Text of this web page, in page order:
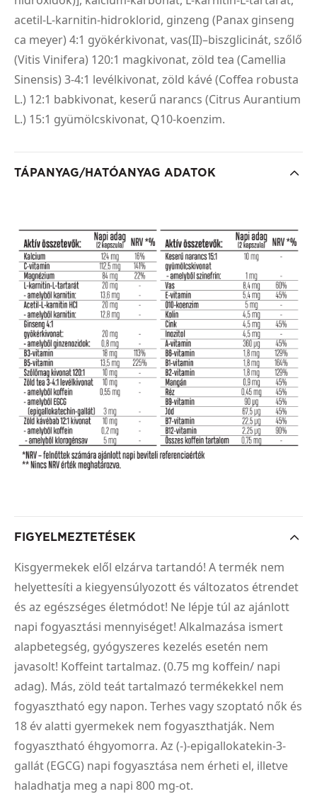
acetil-L-karnitin-hidroklorid, ginzeng (Panax ginseng
ca meyer) 4:1 gyökérkivonat, vas(II)–biszglicinát, szőlő
(Vitis Vinifera) 120:1 magkivonat, zöld tea (Camellia
Sinensis) 3-4:1 levélkivonat, zöld kávé (Coffea robusta
L.) 12:1 babkivonat, keserű narancs (Citrus Aurantium
L.) 15:1 gyümölcskivonat, Q10-koenzim.
TÁPANYAG/HATÓANYAG ADATOK
FIGYELMEZTETÉSEK
Kisgyermekek elől elzárva tartandó! A termék nem
helyettesíti a kiegyensúlyozott és változatos étrendet
és az egészséges életmódot! Ne lépje túl az ajánlott
napi fogyasztási mennyiséget! Alkalmazása ismert
alapbetegség, gyógyszeres kezelés esetén nem
javasolt! Koffeint tartalmaz. (0.75 mg koffein/ napi
adag). Más, zöld teát tartalmazó termékekkel nem
fogyasztható egy napon. Terhes vagy szoptató nők és
18 év alatti gyermekek nem fogyaszthatják. Nem
fogyasztható éhgyomorra. Az (-)-epigallokatekin-3-
gallát (EGCG) napi fogyasztása nem érheti el, illetve
haladhatja meg a napi 800 mg-ot.